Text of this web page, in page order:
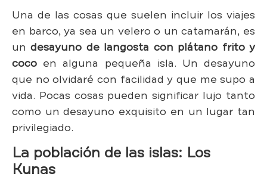
Una de las cosas que suelen incluir los viajes
en barco, ya sea un velero o un catamarán, es
undesayuno de langosta con plátano frito y
coco en alguna pequeña isla. Un desayuno
que no olvidaré con facilidad y que me supo a
vida. Pocas cosas pueden significar lujo tanto
como un desayuno exquisito en un lugar tan
privilegiado.
La población de las islas: Los
Kunas